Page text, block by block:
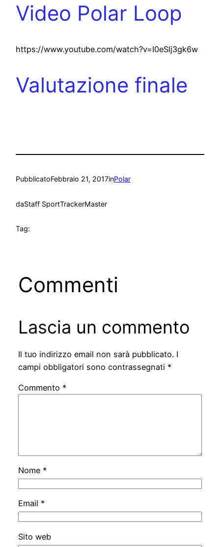
Video Polar Loop
https://www.youtube.com/watch?v=I0eSlj3gk6w
Valutazione finale
PubblicatoFebbraio 21, 2017inPolar
daStaff SportTrackerMaster
Tag:
Commenti
Lascia un commento
Il tuo indirizzo email non sarà pubblicato. I
campi obbligatori sono contrassegnati *
Commento *
Nome *
Email *
Sito web